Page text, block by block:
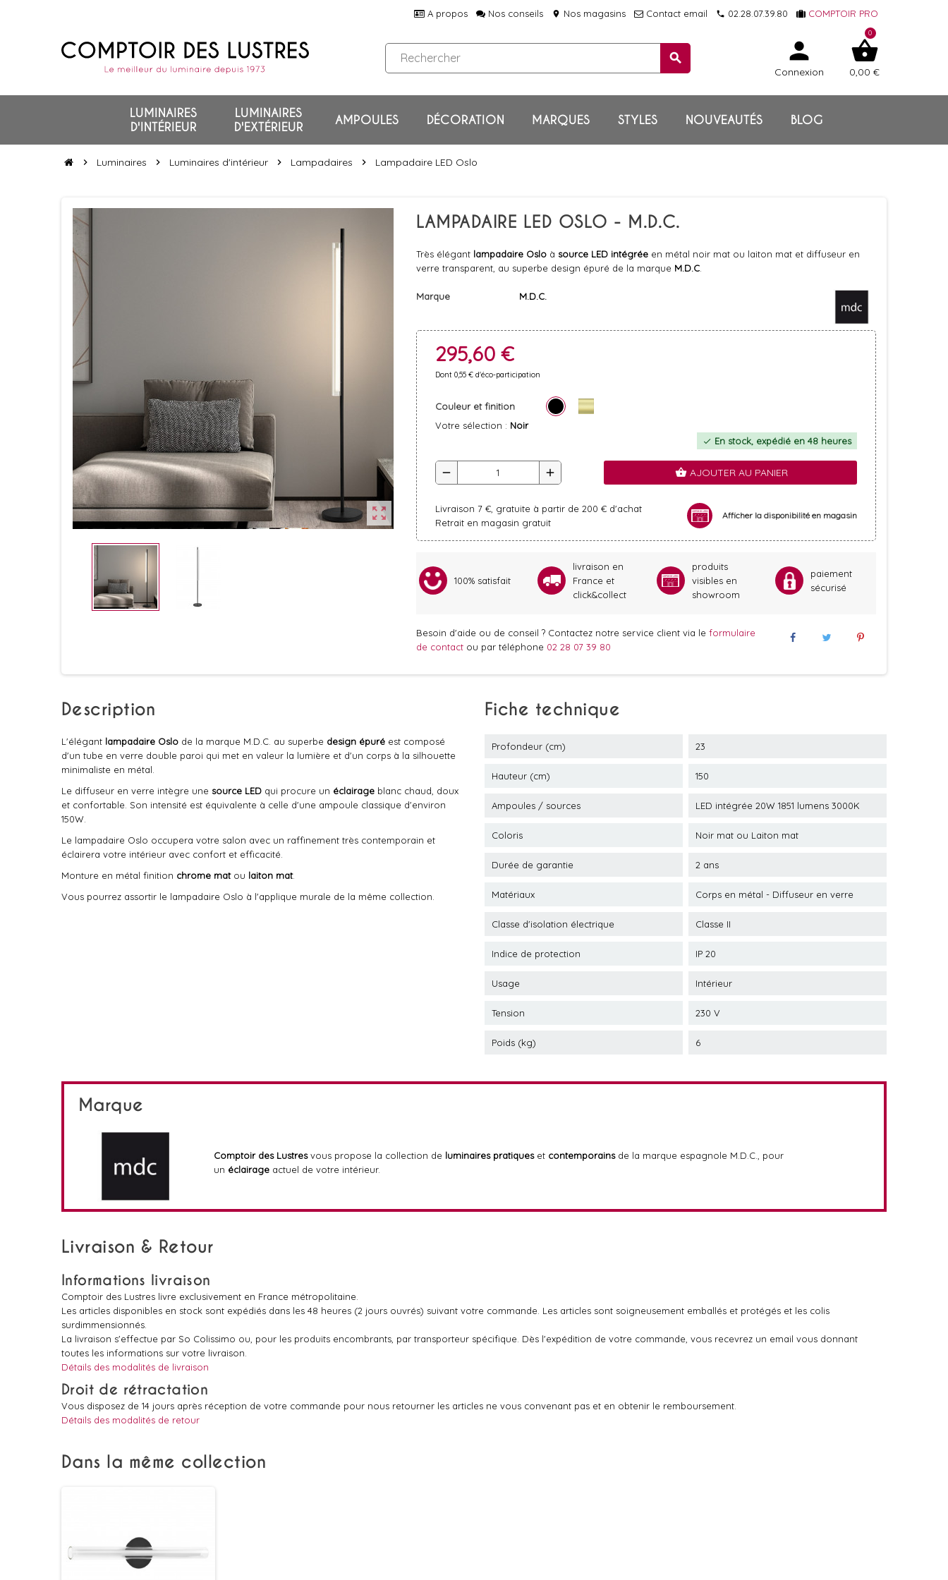
A propos Nos conseils location_on Nos magasins Contact email local_phone 02.28.07.39.80 COMPTOIR PRO
search person
Connexion
shopping_basket
0,00 €
0
LUMINAIRES
D'INTÉRIEUR
LUMINAIRES
D'EXTÉRIEUR
AMPOULES DÉCORATION MARQUES STYLES NOUVEAUTÉS BLOG
chevron_right Luminaires chevron_right Luminaires d'intérieur chevron_right Lampadaires chevron_right Lampadaire LED Oslo
zoom_out_map
LAMPADAIRE LED OSLO - M.D.C.
Très élégant lampadaire Osloà source LED intégréeen métal noir mat ou laiton mat et diffuseur en
verre transparent, au superbe design épuré de la marque M.D.C.
Marque M.D.C.
295,60 €
Dont 0,55 € d'éco-participation
Couleur et finition
Votre sélection : Noir
check En stock, expédié en 48 heures
remove add shopping_basket AJOUTER AU PANIER
Livraison 7 €, gratuite à partir de 200 € d'achat
Retrait en magasin gratuit
Afficher la disponibilité en magasin
100% satisfait
livraison en
France et
click&collect
produits
visibles en
showroom
paiement
sécurisé
Besoin d'aide ou de conseil ? Contactez notre service client via le formulaire
de contact ou par téléphone 02 28 07 39 80
Description
L'élégant lampadaire Oslo de la marque M.D.C. au superbe design épuré est composé
d'un tube en verre double paroi qui met en valeur la lumière et d'un corps à la silhouette
minimaliste en métal.
Le diffuseur en verre intègre une source LED qui procure un éclairage blanc chaud, doux
et confortable. Son intensité est équivalente à celle d'une ampoule classique d'environ
150W.
Le lampadaire Oslo occupera votre salon avec un raffinement très contemporain et
éclairera votre intérieur avec confort et efficacité.
Monture en métal finition chrome matou laiton mat.
Vous pourrez assortir le lampadaire Oslo à l'applique murale de la même collection.
Fiche technique
Profondeur (cm) 23
Hauteur (cm) 150
Ampoules / sources LED intégrée 20W 1851 lumens 3000K
Coloris Noir mat ou Laiton mat
Durée de garantie 2 ans
Matériaux Corps en métal - Diffuseur en verre
Classe d'isolation électrique Classe II
Indice de protection IP 20
Usage Intérieur
Tension 230 V
Poids (kg) 6
Marque
Comptoir des Lustresvous propose la collection de luminaires pratiques et contemporains de la marque espagnole M.D.C., pour
un éclairage actuel de votre intérieur.
Livraison & Retour
Informations livraison
Comptoir des Lustres livre exclusivement en France métropolitaine.
Les articles disponibles en stock sont expédiés dans les 48 heures (2 jours ouvrés) suivant votre commande. Les articles sont soigneusement emballés et protégés et les colis
surdimmensionnés.
La livraison s'effectue par So Colissimo ou, pour les produits encombrants, par transporteur spécifique. Dès l'expédition de votre commande, vous recevrez un email vous donnant
toutes les informations sur votre livraison.
Détails des modalités de livraison
Droit de rétractation
Vous disposez de 14 jours après réception de votre commande pour nous retourner les articles ne vous convenant pas et en obtenir le remboursement.
Détails des modalités de retour
Dans la même collection